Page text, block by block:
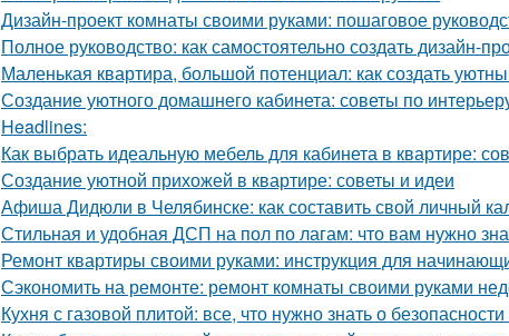
Дизайн-проект комнаты своими руками: пошаговое
Полное руководство: как самостоятельно создать дизайн-
Маленькая квартира, большой потенциал: как создать
Создание уютного домашнего кабинета: советы по
Headlines:
Как выбрать идеальную мебель для кабинета в квартире:
Создание уютной прихожей в квартире: советы и идеи
Афиша Дидюли в Челябинске: как составить свой личный
Стильная и удобная ДСП на пол по лагам: что вам нужно
Ремонт квартиры своими руками: инструкция для
Сэкономить на ремонте: ремонт комнаты своими руками
Кухня с газовой плитой: все, что нужно знать о